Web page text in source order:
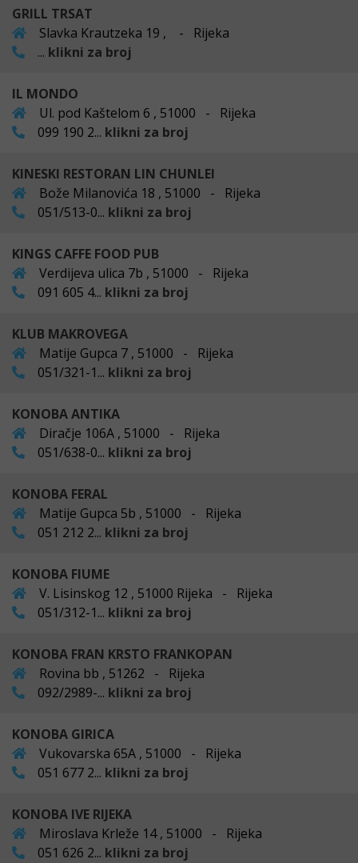
GRILL TRSAT
Slavka Krautzeka 19 , - Rijeka
... klikni za broj
IL MONDO
Ul. pod Kaštelom 6 , 51000 - Rijeka
099 190 2... klikni za broj
KINESKI RESTORAN LIN CHUNLEI
Bože Milanovića 18 , 51000 - Rijeka
051/513-0... klikni za broj
KINGS CAFFE FOOD PUB
Verdijeva ulica 7b , 51000 - Rijeka
091 605 4... klikni za broj
KLUB MAKROVEGA
Matije Gupca 7 , 51000 - Rijeka
051/321-1... klikni za broj
KONOBA ANTIKA
Diračje 106A , 51000 - Rijeka
051/638-0... klikni za broj
KONOBA FERAL
Matije Gupca 5b , 51000 - Rijeka
051 212 2... klikni za broj
KONOBA FIUME
V. Lisinskog 12 , 51000 Rijeka - Rijeka
051/312-1... klikni za broj
KONOBA FRAN KRSTO FRANKOPAN
Rovina bb , 51262 - Rijeka
092/2989-... klikni za broj
KONOBA GIRICA
Vukovarska 65A , 51000 - Rijeka
051 677 2... klikni za broj
KONOBA IVE RIJEKA
Miroslava Krleže 14 , 51000 - Rijeka
051 626 2... klikni za broj